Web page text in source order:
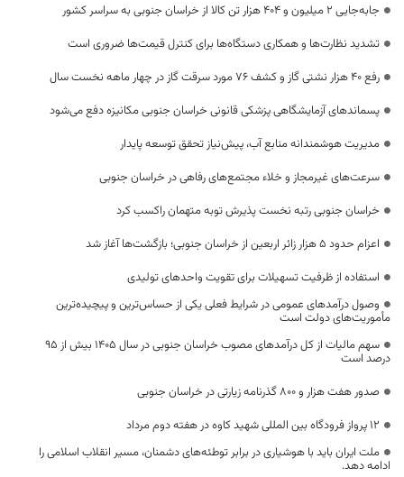
جابه‌جایی 2 میلیون و 404 هزار تن کالا از خراسان جنوبی به سراسر کشور
تشدید نظارت‌ها و همکاری دستگاه‌ها برای کنترل قیمت‌ها ضروری است
رفع 40 هزار نشتی گاز و کشف 76 مورد سرقت گاز در چهار ماهه نخست سال
پسماندهای آزمایشگاهی پزشکی قانونی خراسان جنوبی مکانیزه دفع می‌شود
مدیریت هوشمندانه منابع آب، پیش‌نیاز تحقق توسعه پایدار
سرعت‌های غیرمجاز و خلاء مجتمع‌های رفاهی در خراسان جنوبی
خراسان جنوبی رتبه نخست پذیرش توبه متهمان راکسب کرد
اعزام حدود 5 هزار زائر اربعین از خراسان جنوبی؛ بازگشت‌ها آغاز شد
استفاده از ظرفیت تسهیلات برای تقویت واحدهای تولیدی
وصول درآمدهای عمومی در شرایط فعلی یکی از حساس‌ترین و پیچیده‌ترین
مأموریت‌های دولت است
سهم مالیات از کل درآمدهای مصوب خراسان جنوبی در سال ۱۴۰۵ بیش از ۹۵
درصد است
صدور هفت هزار و ۸۰۰ گذرنامه زیارتی در خراسان جنوبی
۱۲ پرواز فرودگاه بین المللی شهید کاوه در هفته دوم مرداد
ملت ایران باید با هوشیاری در برابر توطئه‌های دشمنان، مسیر انقلاب اسلامی را
ادامه دهد.